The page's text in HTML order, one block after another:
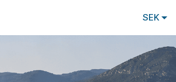
SEK